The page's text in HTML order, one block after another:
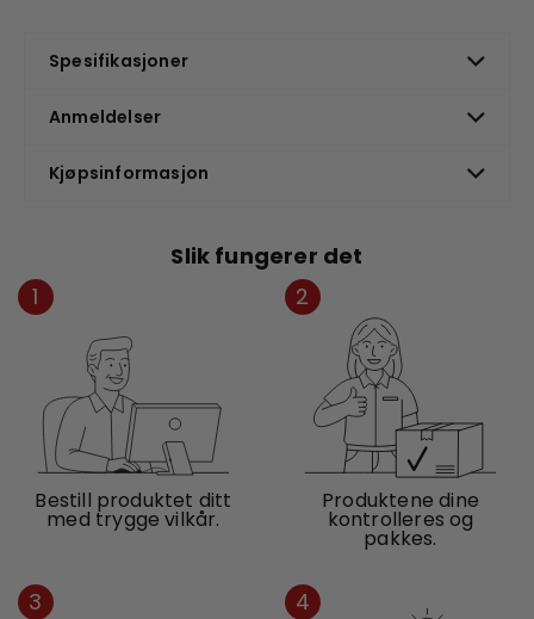
Spesifikasjoner
Anmeldelser
Kjøpsinformasjon
Slik fungerer det
1
Bestill produktet ditt
med trygge vilkår.
2
Produktene dine
kontrolleres og
pakkes.
3 4